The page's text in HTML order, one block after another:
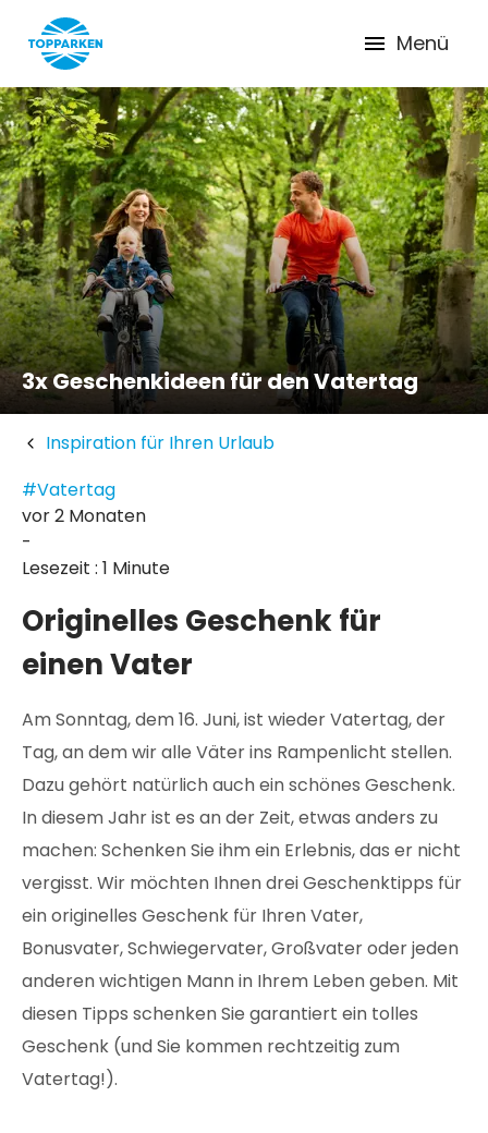
Menü
3x Geschenkideen für den Vatertag
Inspiration für Ihren Urlaub
#Vatertag
vor 2 Monaten
-
Lesezeit : 1 Minute
Originelles Geschenk für
einen Vater
Am Sonntag, dem 16. Juni, ist wieder Vatertag, der
Tag, an dem wir alle Väter ins Rampenlicht stellen.
Dazu gehört natürlich auch ein schönes Geschenk.
In diesem Jahr ist es an der Zeit, etwas anders zu
machen: Schenken Sie ihm ein Erlebnis, das er nicht
vergisst. Wir möchten Ihnen drei Geschenktipps für
ein originelles Geschenk für Ihren Vater,
Bonusvater, Schwiegervater, Großvater oder jeden
anderen wichtigen Mann in Ihrem Leben geben. Mit
diesen Tipps schenken Sie garantiert ein tolles
Geschenk (und Sie kommen rechtzeitig zum
Vatertag!).